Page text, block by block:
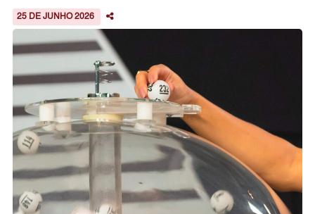
25 DE JUNHO 2026